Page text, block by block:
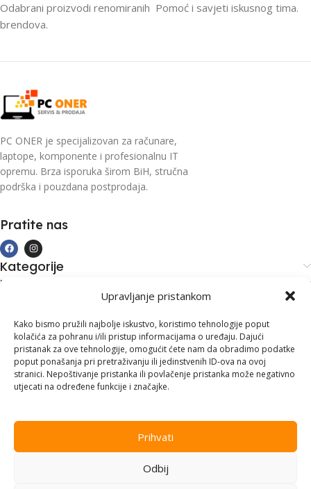
Upravljanje pristankom
Kako bismo pružili najbolje iskustvo, koristimo tehnologije poput
kolačića za pohranu i/ili pristup informacijama o uređaju. Dajući
pristanak za ove tehnologije, omogućit ćete nam da obradimo podatke
poput ponašanja pri pretraživanju ili jedinstvenih ID-ova na ovoj
stranici. Nepoštivanje pristanka ili povlačenje pristanka može negativno
utjecati na određene funkcije i značajke.
Prihvati
Odbij
Odabrani proizvodi renomiranih
brendova.
Pomoć i savjeti iskusnog tima.
PC ONER je specijalizovan za računare,
laptope, komponente i profesionalnu IT
opremu. Brza isporuka širom BiH, stručna
podrška i pouzdana postprodaja.
Pratite nas
Kategorije
Kupovina i podrška
Kontakt informacije
Branilaca Bosne, 75 300 Lukavac
+387 35 555 999
info@pconer.ba